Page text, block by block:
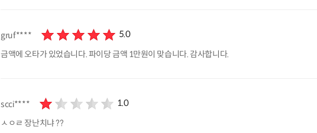
gruf**** 5.0
금액에 오타가 있었습니다. 파이당 금액 1만원이 맞습니다. 감사합니다.
scci**** 1.0
ㅅㅇㄹ 장난치냐 ??